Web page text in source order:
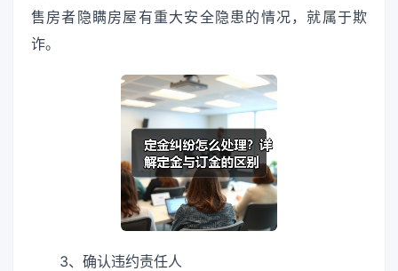
售房者隐瞒房屋有重大安全隐患的情况，就属于欺
诈。
3、确认违约责任人